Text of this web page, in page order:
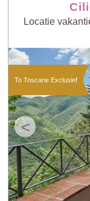
Locatie
<
To Toscane Exclusief